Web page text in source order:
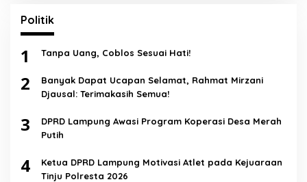
Politik
1 Tanpa Uang, Coblos Sesuai Hati!
2
Banyak Dapat Ucapan Selamat, Rahmat Mirzani
Djausal: Terimakasih Semua!
3
DPRD Lampung Awasi Program Koperasi Desa Merah
Putih
4
Ketua DPRD Lampung Motivasi Atlet pada Kejuaraan
Tinju Polresta 2026